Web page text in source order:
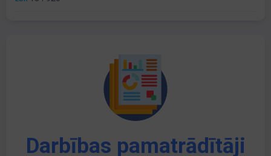
Darbības pamatrādītāji